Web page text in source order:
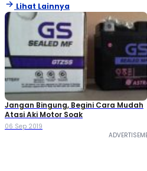
Lihat Lainnya
Jangan Bingung, Begini Cara Mudah
Atasi Aki Motor Soak
06 Sep 2019